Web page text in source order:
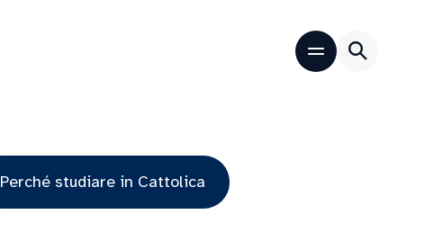
Perché studiare in Cattolica